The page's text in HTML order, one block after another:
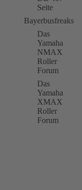
Seite
Bayerbusfreaks
Das
Yamaha
NMAX
Roller
Forum
Das
Yamaha
XMAX
Roller
Forum